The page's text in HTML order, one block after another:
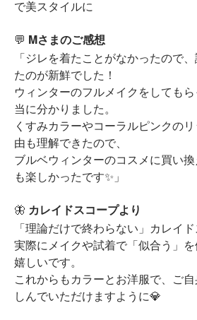
で美スタイルに
💬 Mさまのご感想
「ジレを着たことがなかったので
たのが新鮮でした！
ウィンターのフルメイクをしても
当に分かりました。
くすみカラーやコーラルピンクの
由も理解できたので、
ブルベウィンターのコスメに買い
も楽しかったです✨」
🦋 カレイドスコープより
「理論だけで終わらない」カレイド
実際にメイクや試着で「似合う」
嬉しいです。
これからもカラーとお洋服で、ご
しんでいただけますように💎